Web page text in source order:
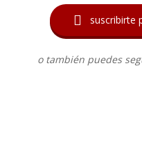
 suscribirte
o también puedes